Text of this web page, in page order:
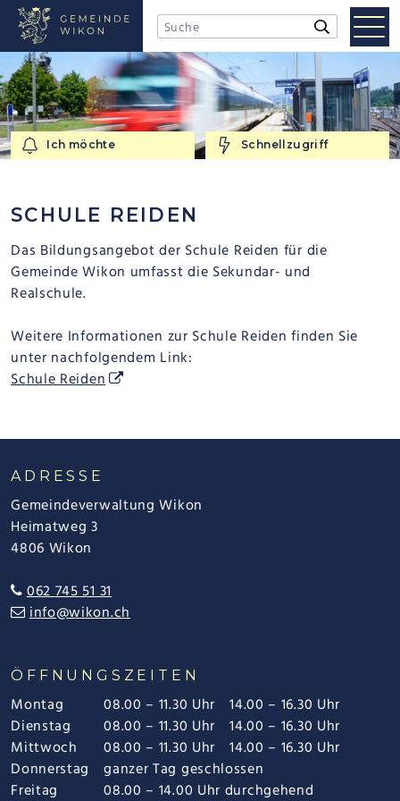
NAVIGIEREN IN WIKON
Schnellnavigation
Suchbegriff Suche starten
Ich möchte
Ich möchte Schnellzugriff
Schnellzugriff
SCHULE REIDEN
Das Bildungsangebot der Schule Reiden für die
Gemeinde Wikon umfasst die Sekundar- und
Realschule.
Weitere Informationen zur Schule Reiden finden Sie
unter nachfolgendem Link:
Schule Reiden
FOOTER
ADRESSE
Gemeindeverwaltung Wikon
Heimatweg 3
4806 Wikon
062 745 51 31
info@wikon.ch
ÖFFNUNGSZEITEN
Montag 08.00 – 11.30 Uhr
14.00 – 16.30 Uhr
Dienstag
08.00 – 11.30 Uhr
14.00 – 16.30 Uhr
Mittwoch
08.00 – 11.30 Uhr
14.00 – 16.30 Uhr
Donnerstag
ganzer Tag geschlossen
Freitag
08.00 – 14.00 Uhr durchgehend